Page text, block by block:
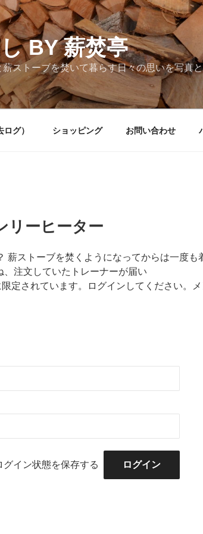
BY 薪焚亭
ストーブを焚いて暮らす日々の思いを写真と
グ） ショッピング お問い合わせ
リーヒーター
薪ストーブを焚くようになってからは一度も
注文していたトレーナーが届い
定されています。ログインしてください。
グイン状態を保存する